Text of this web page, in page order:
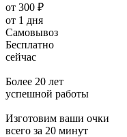
от 300 ₽
от 1 дня
Самовывоз
Бесплатно
сейчас
Более 20 лет
успешной работы
Изготовим ваши очки
всего за 20 минут